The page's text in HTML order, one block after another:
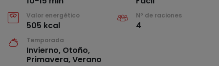
Valor energético
505 kcal
Nº de raciones
4
Temporada
Invierno, Otoño,
Primavera, Verano